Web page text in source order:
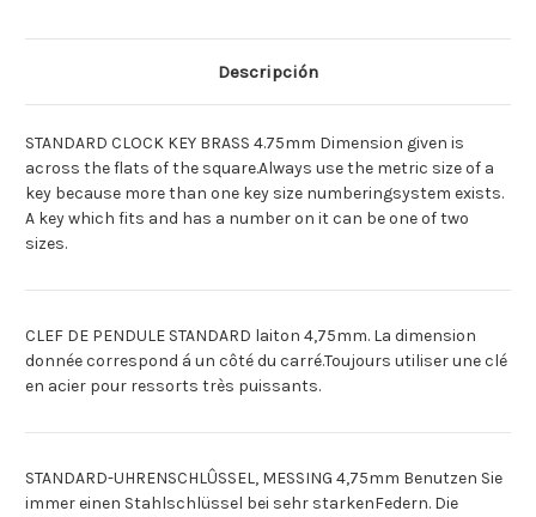
4.75MM
MESS.
4.75MM
LATON
4.75MM
MESS.
NORMAL
4.75MM
LATON
Descripción
STANDARD CLOCK KEY BRASS 4.75mm Dimension given is
across the flats of the square.Always use the metric size of a
key because more than one key size numberingsystem exists.
A key which fits and has a number on it can be one of two
sizes.
CLEF DE PENDULE STANDARD laiton 4,75mm. La dimension
donnée correspond á un côté du carré.Toujours utiliser une clé
en acier pour ressorts très puissants.
STANDARD-UHRENSCHLÛSSEL, MESSING 4,75mm Benutzen Sie
immer einen Stahlschlüssel bei sehr starkenFedern. Die